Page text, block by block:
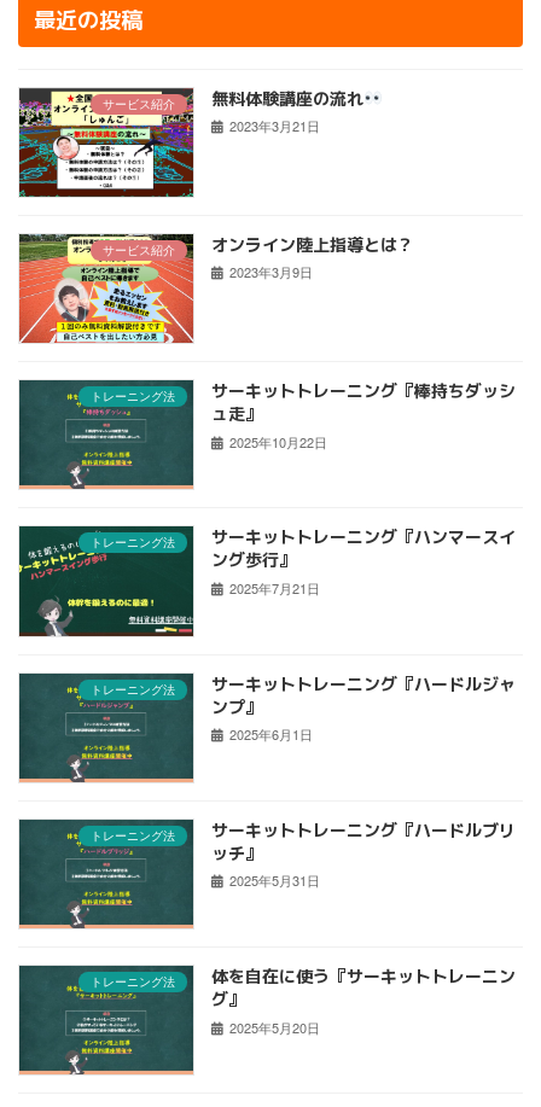
最近の投稿
サービス紹介 無料体験講座の流れ
2023年3月21日
サービス紹介 オンライン陸上指導とは？
2023年3月9日
トレーニング法
サーキットトレーニング『棒持ちダッシ
ュ走』
2025年10月22日
トレーニング法
サーキットトレーニング『ハンマースイ
ング歩行』
2025年7月21日
トレーニング法
サーキットトレーニング『ハードルジャ
ンプ』
2025年6月1日
トレーニング法
サーキットトレーニング『ハードルブリ
ッチ』
2025年5月31日
トレーニング法
体を自在に使う『サーキットトレーニン
グ』
2025年5月20日